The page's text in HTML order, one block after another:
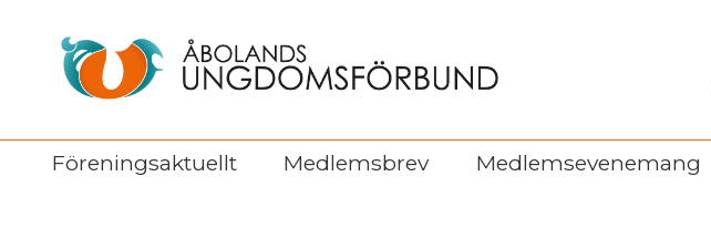
Föreningsaktuellt Medlemsbrev Medlemsevenemang